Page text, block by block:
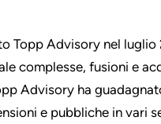
Topp Advisory nel luglio
complesse, fusioni e
Advisory ha
e pubbliche in vari